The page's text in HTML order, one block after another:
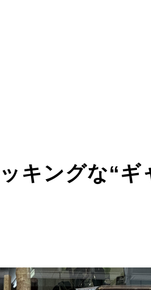
キングな“ギ